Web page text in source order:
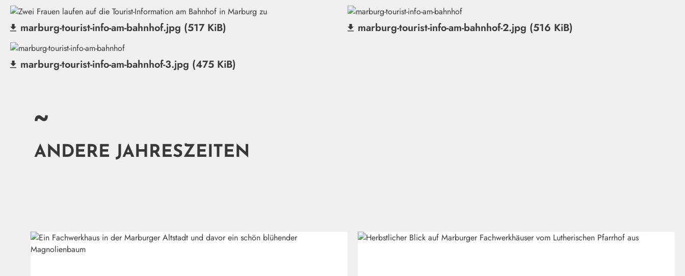
marburg-tourist-info-am-bahnhof.jpg (517 KiB)
(Datei herunterladen) marburg-tourist-info-am-bahnhof-2.jpg (516 KiB)
(Datei herunterladen)
marburg-tourist-info-am-bahnhof-3.jpg (475 KiB)
(Datei herunterladen)
~
ANDERE JAHRESZEITEN